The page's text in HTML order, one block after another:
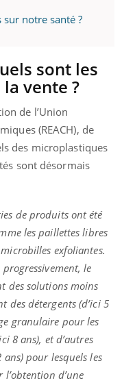
notre santé ?
sont les
vente ?
de l’Union
(REACH), de
des microplastiques
sont désormais
de produits ont été
les paillettes libres
exfoliantes.
le
des solutions moins
des détergents (d’ici 5
granulaire pour les
8 ans), et d’autres
pour lesquels les
d’une